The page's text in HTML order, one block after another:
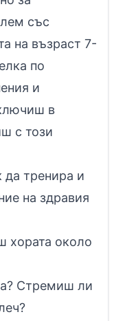
със
на възраст 7-
по
и
в
с този
да тренира и
на здравия
хората около
Стремиш ли